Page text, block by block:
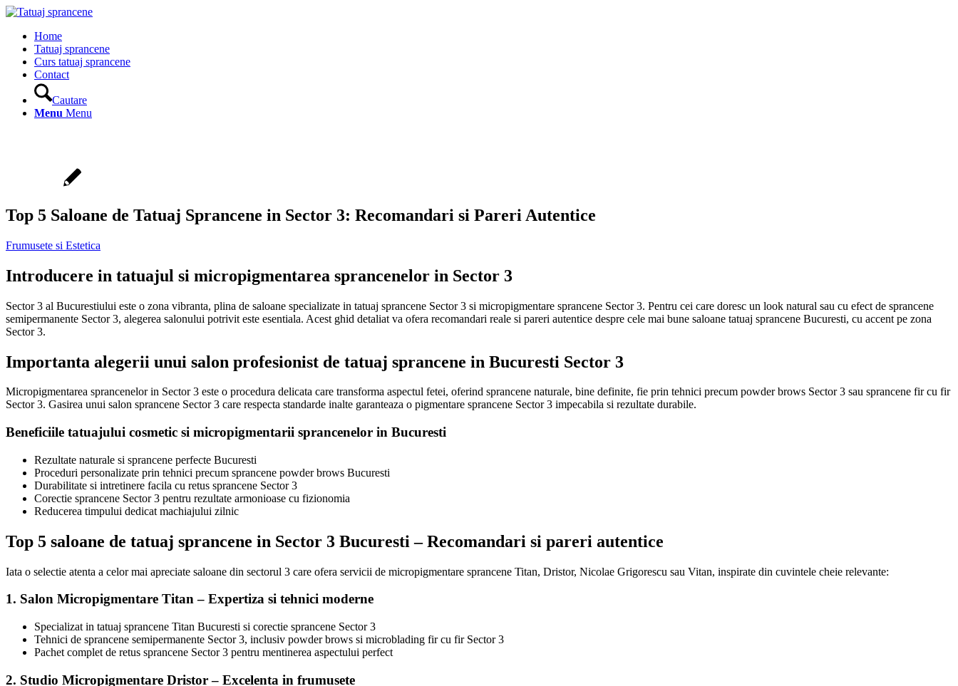
Home
Tatuaj sprancene
Curs tatuaj sprancene
Contact
Cautare
Menu Menu
Top 5 Saloane de Tatuaj Sprancene in Sector 3: Recomandari si Pareri Autentice
Frumusete si Estetica
Introducere in tatuajul si micropigmentarea sprancenelor in Sector 3
Sector 3 al Bucurestiului este o zona vibranta, plina de saloane specializate in tatuaj sprancene Sector 3 si micropigmentare sprancene Sector 3. Pentru cei care doresc un look natural sau cu efect de sprancene
semipermanente Sector 3, alegerea salonului potrivit este esentiala. Acest ghid detaliat va ofera recomandari reale si pareri autentice despre cele mai bune saloane tatuaj sprancene Bucuresti, cu accent pe zona
Sector 3.
Importanta alegerii unui salon profesionist de tatuaj sprancene in Bucuresti Sector 3
Micropigmentarea sprancenelor in Sector 3 este o procedura delicata care transforma aspectul fetei, oferind sprancene naturale, bine definite, fie prin tehnici precum powder brows Sector 3 sau sprancene fir cu fir
Sector 3. Gasirea unui salon sprancene Sector 3 care respecta standarde inalte garanteaza o pigmentare sprancene Sector 3 impecabila si rezultate durabile.
Beneficiile tatuajului cosmetic si micropigmentarii sprancenelor in Bucuresti
Rezultate naturale si sprancene perfecte Bucuresti
Proceduri personalizate prin tehnici precum sprancene powder brows Bucuresti
Durabilitate si intretinere facila cu retus sprancene Sector 3
Corectie sprancene Sector 3 pentru rezultate armonioase cu fizionomia
Reducerea timpului dedicat machiajului zilnic
Top 5 saloane de tatuaj sprancene in Sector 3 Bucuresti – Recomandari si pareri autentice
Iata o selectie atenta a celor mai apreciate saloane din sectorul 3 care ofera servicii de micropigmentare sprancene Titan, Dristor, Nicolae Grigorescu sau Vitan, inspirate din cuvintele cheie relevante:
1. Salon Micropigmentare Titan – Expertiza si tehnici moderne
Specializat in tatuaj sprancene Titan Bucuresti si corectie sprancene Sector 3
Tehnici de sprancene semipermanente Sector 3, inclusiv powder brows si microblading fir cu fir Sector 3
Pachet complet de retus sprancene Sector 3 pentru mentinerea aspectului perfect
2. Studio Micropigmentare Dristor – Excelenta in frumusete